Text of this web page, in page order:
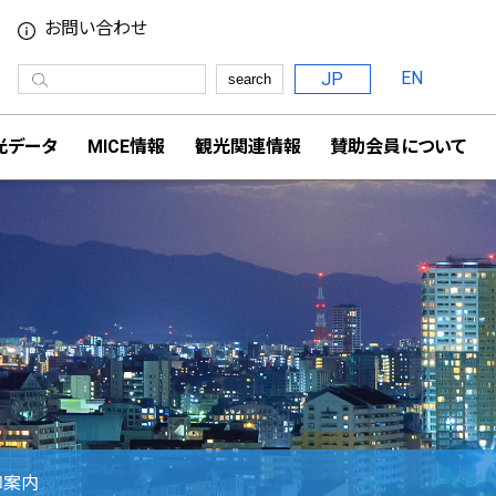
お問い合わせ
search JP EN
データ MICE情報 観光関連情報 賛助会員について
案内